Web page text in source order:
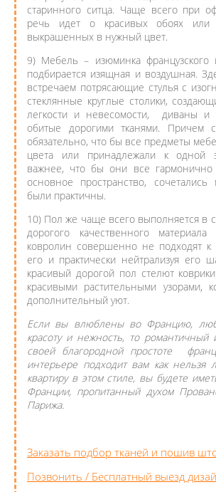
старинного ситца. Чаще всего при
речь идет о красивых обоях или
выкрашенных в нужный цвет.
9) Мебель – изюминка французского
подбирается изящная и воздушная.
встречаем потрясающие стулья с
стеклянные круглые столики,
легкости и невесомости, диваны и
обитые дорогими тканями. Причем
обязательно, что бы все предметы
цвета или принадлежали к одной
важнее, что бы они все гармонично
основное пространство,
были практичны.
10) Пол же чаще всего выполняется в
дорогого качественного
ковролин совершенно не подходят к
его и практически нейтрализуя его
красивый дорогой пол стелют
красивыми растительными узорами,
дополнительный уют.
Если вы влюблены во Францию,
красоту и нежность, то
своей благородной простоте
интерьере подходит вам как нельзя
квартиру в этом стиле, вы будете
Франции, пропитанный духом
Парижа.
Заказать подбор тканей и пошив
Позвонить / Бесплатный выезд